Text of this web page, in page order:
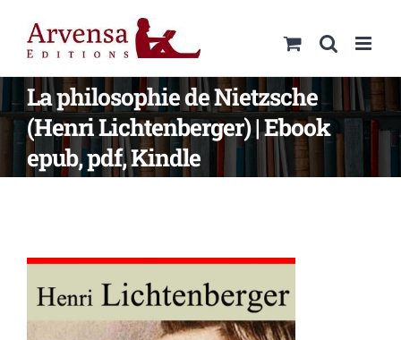
contenu
La philosophie de Nietzsche
(Henri Lichtenberger) | Ebook
epub, pdf, Kindle